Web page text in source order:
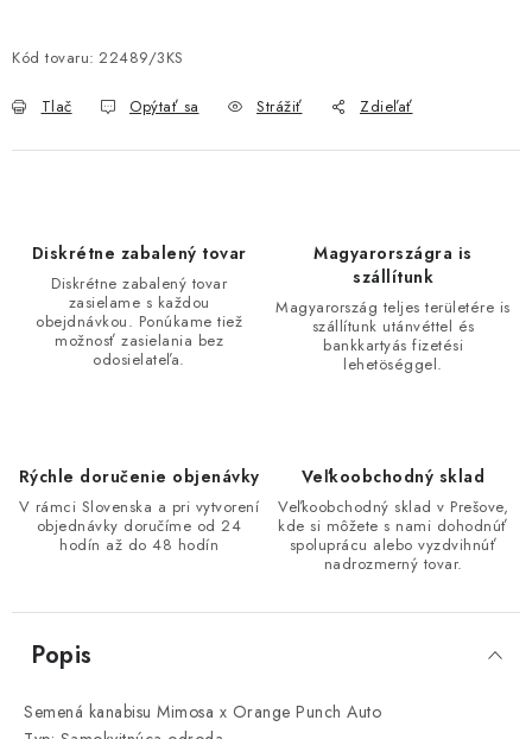
Kód tovaru: 22489/3KS
Tlač Opýtať sa Strážiť Zdieľať
Diskrétne zabalený tovar
Diskrétne zabalený tovar
zasielame s každou
obejdnávkou. Ponúkame tiež
možnosť zasielania bez
odosielateľa.
Magyarországra is
szállítunk
Magyarország teljes területére is
szállítunk utánvéttel és
bankkartyás fizetési
lehetöséggel.
Rýchle doručenie objenávky
V rámci Slovenska a pri vytvorení
objednávky doručíme od 24
hodín až do 48 hodín
Veľkoobchodný sklad
Veľkoobchodný sklad v Prešove,
kde si môžete s nami dohodnúť
spoluprácu alebo vyzdvihnúť
nadrozmerný tovar.
Popis
Semená kanabisu Mimosa x Orange Punch Auto